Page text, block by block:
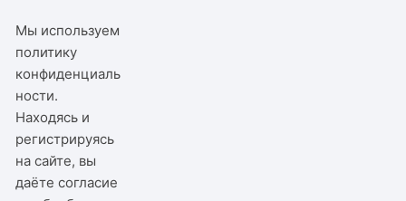
Мы используем
политику
конфиденциаль
ности.
Находясь и
регистрируясь
на сайте, вы
даёте согласие